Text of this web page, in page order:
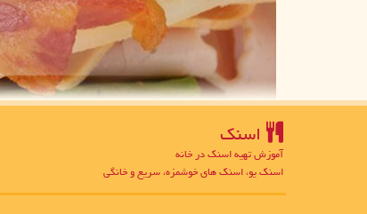
اسنك
آموزش تهیه اسنک در خانه
اسنک یو، اسنک های خوشمزه، سریع و خانگی